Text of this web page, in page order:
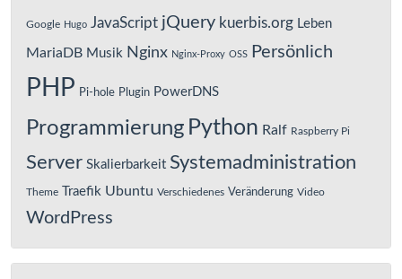
Google Hugo JavaScript jQuery kuerbis.org Leben
MariaDB Musik Nginx Nginx-Proxy OSS Persönlich
PHP Pi-hole Plugin PowerDNS
Programmierung Python Ralf Raspberry Pi
Server Skalierbarkeit Systemadministration
Theme Traefik Ubuntu Verschiedenes Veränderung Video
WordPress